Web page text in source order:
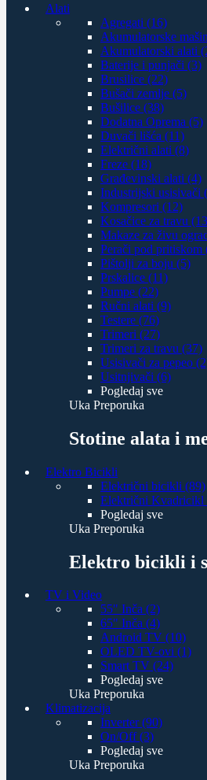
Alati
Agregati (16)
Akumulatorske
Akumulatorski alati
Baterije i punjači (3)
Brusilice (22)
Bušači zemlje (5)
Bušilice (38)
Dodatna Oprema (5)
Duvači lišća (11)
Električni alati (8)
Freze (18)
Građevinski alati (4)
Industrijski usisivači
Kompresori (12)
Kosačice za travu
Makaze za živu
Perači pod pritiskom
Pištolji za boju (5)
Prskalice (11)
Pumpe (22)
Ručni alati (9)
Testere (76)
Trimeri (27)
Trimeri za travu (37)
Usisivači za pepeo
Usitnjivači (6)
Pogledaj sve
Uka Preporuka
Stotine alata i
Elektro Bicikli
Električni bicikli (89)
Električni Kvadricikl
Pogledaj sve
Uka Preporuka
Elektro bicikli i
TV i Video
55" Inča (2)
65" Inča (4)
Android TV (10)
OLED TV-ovi (1)
Smart TV (24)
Pogledaj sve
Uka Preporuka
Klimatizacija
Inverter (90)
On/Off (3)
Pogledaj sve
Uka Preporuka